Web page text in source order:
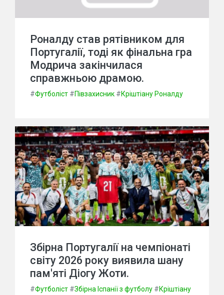
Роналду став рятівником для
Португалії, тоді як фінальна гра
Модрича закінчилася
справжньою драмою.
#Футболіст #Півзахисник #Кріштіану Роналду
Збірна Португалії на чемпіонаті
світу 2026 року виявила шану
пам'яті Діогу Жоти.
#Футболіст #Збірна Іспанії з футболу #Кріштіану